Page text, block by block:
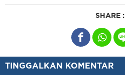
SHARE :
TINGGALKAN KOMENTAR